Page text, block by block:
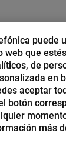
venden ya
salir al
exista
puede
web que
de
en
aceptar
botón
más